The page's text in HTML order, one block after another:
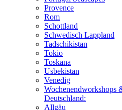
Provence
Rom
Schottland
Schwedisch Lappland
Tadschikistan
Tokio
Toskana
Usbekistan
Venedig
Wochenendworkshops
Deutschland:
Allgäu